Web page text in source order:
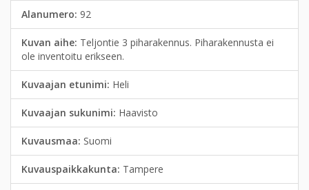
Alanumero: 92
Kuvan aihe: Teljontie 3 piharakennus. Piharakennusta ei
ole inventoitu erikseen.
Kuvaajan etunimi: Heli
Kuvaajan sukunimi: Haavisto
Kuvausmaa: Suomi
Kuvauspaikkakunta: Tampere